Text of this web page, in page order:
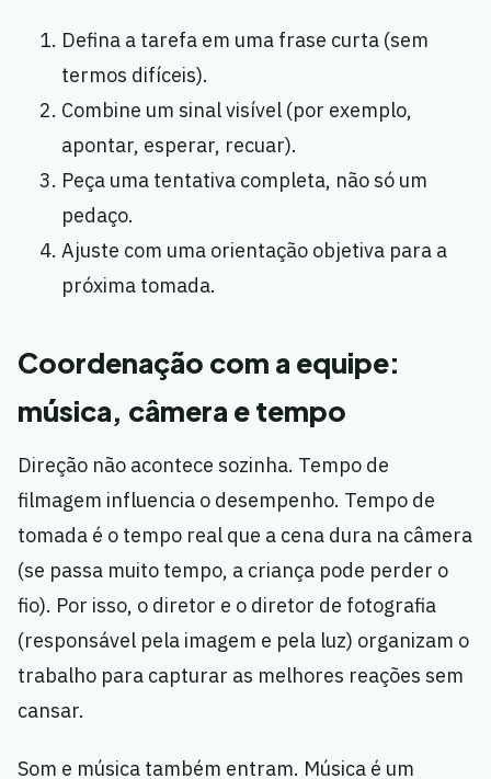
Defina a tarefa em uma frase curta (sem
termos difíceis).
Combine um sinal visível (por exemplo,
apontar, esperar, recuar).
Peça uma tentativa completa, não só um
pedaço.
Ajuste com uma orientação objetiva para a
próxima tomada.
Coordenação com a equipe:
música, câmera e tempo
Direção não acontece sozinha. Tempo de
filmagem influencia o desempenho. Tempo de
tomada é o tempo real que a cena dura na câmera
(se passa muito tempo, a criança pode perder o
fio). Por isso, o diretor e o diretor de fotografia
(responsável pela imagem e pela luz) organizam o
trabalho para capturar as melhores reações sem
cansar.
Som e música também entram. Música é um